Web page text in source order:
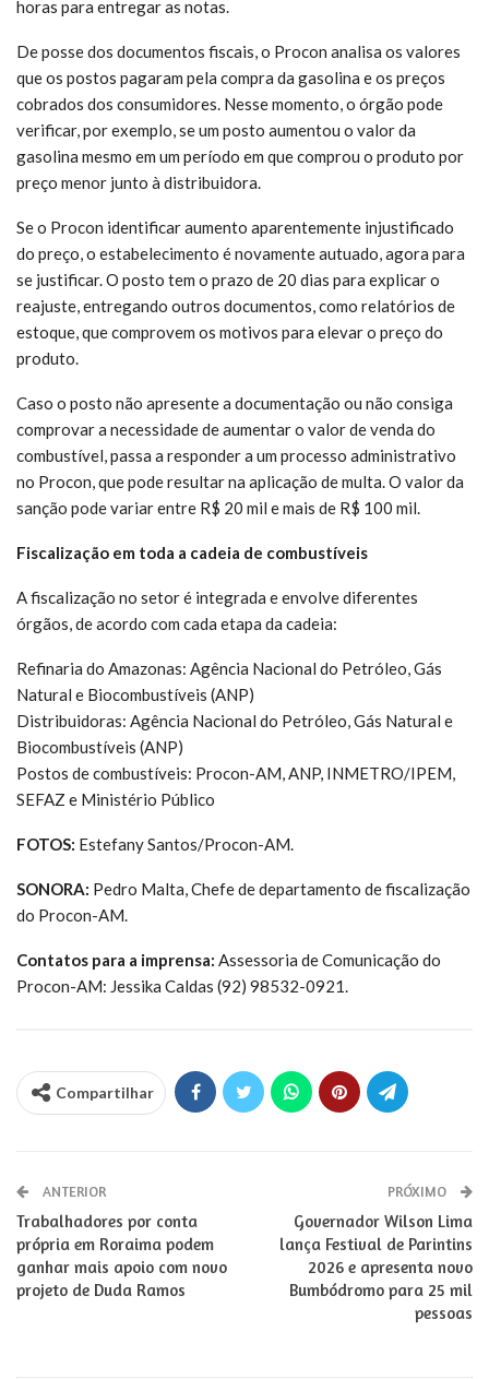
horas para entregar as notas.
De posse dos documentos fiscais, o Procon analisa os valores
que os postos pagaram pela compra da gasolina e os preços
cobrados dos consumidores. Nesse momento, o órgão pode
verificar, por exemplo, se um posto aumentou o valor da
gasolina mesmo em um período em que comprou o produto por
preço menor junto à distribuidora.
Se o Procon identificar aumento aparentemente injustificado
do preço, o estabelecimento é novamente autuado, agora para
se justificar. O posto tem o prazo de 20 dias para explicar o
reajuste, entregando outros documentos, como relatórios de
estoque, que comprovem os motivos para elevar o preço do
produto.
Caso o posto não apresente a documentação ou não consiga
comprovar a necessidade de aumentar o valor de venda do
combustível, passa a responder a um processo administrativo
no Procon, que pode resultar na aplicação de multa. O valor da
sanção pode variar entre R$ 20 mil e mais de R$ 100 mil.
Fiscalização em toda a cadeia de combustíveis
A fiscalização no setor é integrada e envolve diferentes
órgãos, de acordo com cada etapa da cadeia:
Refinaria do Amazonas: Agência Nacional do Petróleo, Gás
Natural e Biocombustíveis (ANP)
Distribuidoras: Agência Nacional do Petróleo, Gás Natural e
Biocombustíveis (ANP)
Postos de combustíveis: Procon-AM, ANP, INMETRO/IPEM,
SEFAZ e Ministério Público
FOTOS: Estefany Santos/Procon-AM.
SONORA: Pedro Malta, Chefe de departamento de fiscalização
do Procon-AM.
Contatos para a imprensa: Assessoria de Comunicação do
Procon-AM: Jessika Caldas (92) 98532-0921.
Compartilhar
ANTERIOR
Trabalhadores por conta
própria em Roraima podem
ganhar mais apoio com novo
projeto de Duda Ramos
PRÓXIMO
Governador Wilson Lima
lança Festival de Parintins
2026 e apresenta novo
Bumbódromo para 25 mil
pessoas